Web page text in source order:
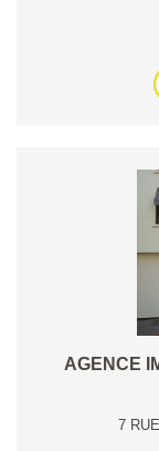
AGENCE
7